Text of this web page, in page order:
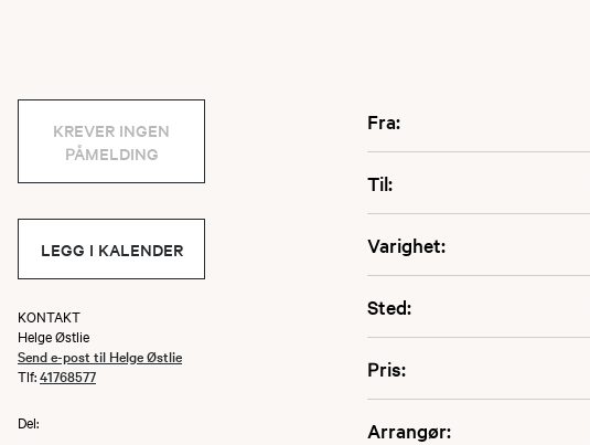
Fra:
Til:
Varighet:
Sted:
Pris:
Arrangør:
KREVER INGEN
PÅMELDING
LEGG I KALENDER
KONTAKT
Helge Østlie
Send e-post til Helge Østlie
Tlf:41768577
Del: